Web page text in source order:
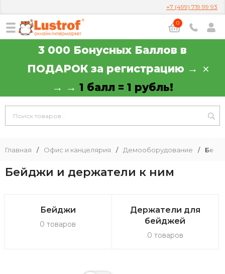
+7 (499) 719 99 93
0
3 000 Бонусных Баллов в
ПОДАРОК за регистрацию →
→ → 1 балл = 1 рубль!
Главная / Офис и канцелярия / Демооборудование /
Бейджи и держатели к ним
Бейджи
0 товаров
Держатели для
бейджей
0 товаров